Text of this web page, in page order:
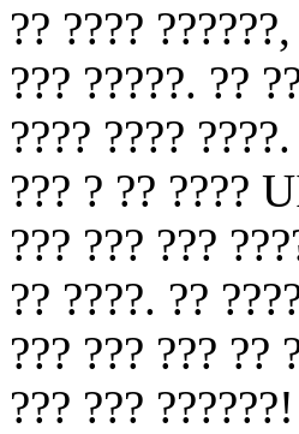
?? ????
??? ?????. ??
???? ????
??? ? ?? ????
??? ??? ???
?? ????. ??
??? ??? ??? ??
??? ??? ??????!